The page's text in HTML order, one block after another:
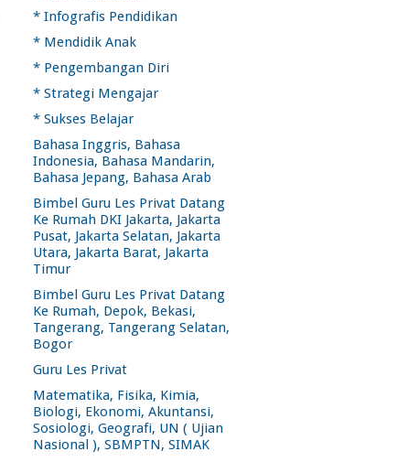
* Infografis Pendidikan
* Mendidik Anak
* Pengembangan Diri
* Strategi Mengajar
* Sukses Belajar
Bahasa Inggris, Bahasa
Indonesia, Bahasa Mandarin,
Bahasa Jepang, Bahasa Arab
Bimbel Guru Les Privat Datang
Ke Rumah DKI Jakarta, Jakarta
Pusat, Jakarta Selatan, Jakarta
Utara, Jakarta Barat, Jakarta
Timur
Bimbel Guru Les Privat Datang
Ke Rumah, Depok, Bekasi,
Tangerang, Tangerang Selatan,
Bogor
Guru Les Privat
Matematika, Fisika, Kimia,
Biologi, Ekonomi, Akuntansi,
Sosiologi, Geografi, UN ( Ujian
Nasional ), SBMPTN, SIMAK